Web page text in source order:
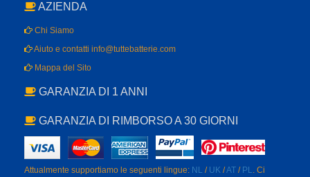
AZIENDA
Chi Siamo
Aiuto e contatti info@tuttebatterie.com
Mappa del Sito
GARANZIA DI 1 ANNI
GARANZIA DI RIMBORSO A 30 GIORNI
Attualmente supportiamo le seguenti lingue: NL / UK /AT / PL. Ci